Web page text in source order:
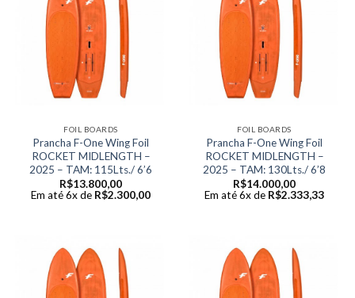
FOIL BOARDS
Prancha F-One Wing Foil
ROCKET MIDLENGTH –
2025 – TAM: 115Lts./ 6’6
R$13.800,00
Em até 6x de R$2.300,00
FOIL BOARDS
Prancha F-One Wing Foil
ROCKET MIDLENGTH –
2025 – TAM: 130Lts./ 6’8
R$14.000,00
Em até 6x de R$2.333,33